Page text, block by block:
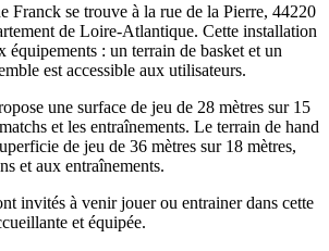
Franck se trouve à la rue de la Pierre, 44220
de Loire-Atlantique. Cette installation
équipements : un terrain de basket et un
est accessible aux utilisateurs.
une surface de jeu de 28 mètres sur 15
et les entraînements. Le terrain de hand
de jeu de 36 mètres sur 18 mètres,
et aux entraînements.
invités à venir jouer ou entrainer dans cette
et équipée.